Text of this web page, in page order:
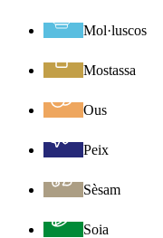
Mol·luscos
Mostassa
Ous
Peix
Sèsam
Soia